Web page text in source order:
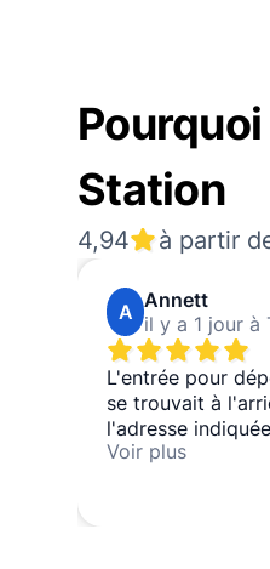
Station
4,94 à partir
A Annett
L'entrée pour
se trouvait à
l'adresse
s'est déroulé
Voir plus